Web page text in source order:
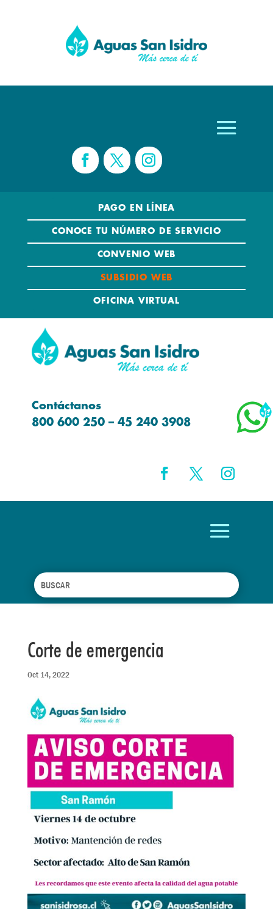
PAGO EN LÍNEA
CONOCE TU NÚMERO DE SERVICIO
CONVENIO WEB
SUBSIDIO WEB
OFICINA VIRTUAL
Contáctanos
800 600 250 – 45 240 3908
Corte de emergencia
Oct 14, 2022